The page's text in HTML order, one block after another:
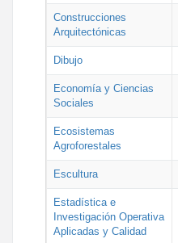
Construcciones
Arquitectónicas
Dibujo
Economía y Ciencias
Sociales
Ecosistemas
Agroforestales
Escultura
Estadística e
Investigación Operativa
Aplicadas y Calidad